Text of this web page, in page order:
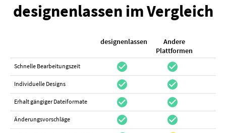
designenlassen im Vergleich
designenlassen
Andere
Plattformen
Schnelle Bearbeitungszeit check_circle check_circle
Individuelle Designs check_circle check_circle
Erhalt gängiger Dateiformate check_circle check_circle
Änderungsvorschläge check_circle check_circle